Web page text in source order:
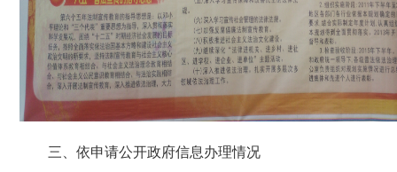
三、依申请公开政府信息办理情况